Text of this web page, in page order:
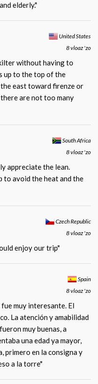
elderly."
United States
8 vloaz 'zo
without having to
up to the top of the
east toward firenze or
are not too many
South Africa
8 vloaz 'zo
appreciate the lean.
to avoid the heat and the
Czech Republic
8 vloaz 'zo
enjoy our trip"
Spain
8 vloaz 'zo
muy interesante. El
La atención y amabilidad
muy buenas, a
una edad ya mayor,
primero en la consigna y
a la torre"